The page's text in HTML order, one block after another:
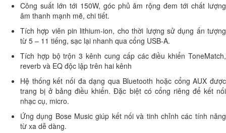
Công suất lớn tới 150W, góc phủ âm rộng đem tới chất lượng
âm thanh mạnh mẽ, chi tiết.
Tích hợp viên pin lithium-ion, cho thời lượng sử dụng ấn tượng
từ 5 – 11 tiếng, sạc lại nhanh qua cổng USB-A.
Tích hợp bộ trộn 3 kênh cung cấp các điều khiển ToneMatch,
reverb và EQ độc lập trên hai kênh
Hệ thống kết nối đa dạng qua Bluetooth hoặc cổng AUX được
trang bị ở bảng điều khiển. Đặc biệt có cổng riêng để kết nối
nhạc cụ, micro.
Ứng dụng Bose Music giúp kết nối và tinh chỉnh các tính năng
từ xa dễ dàng.